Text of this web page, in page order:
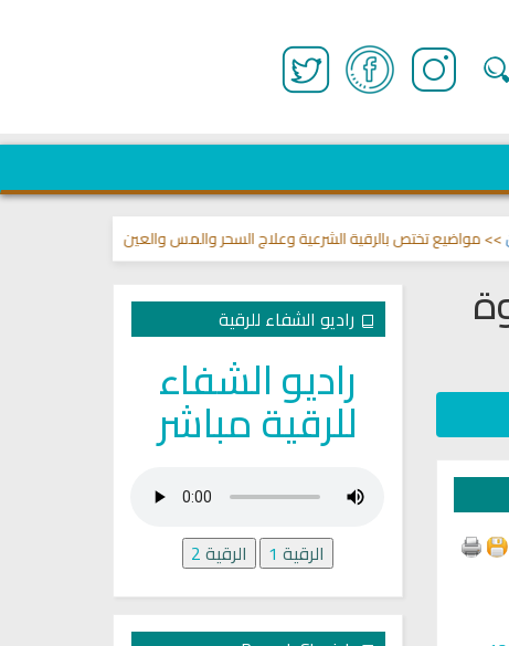
قناة وشفاء لما فيتختص بالرقية الشرعية وعلاج السحر والمس والعين 🌾
راديو الشفاء للرقية
راديو الشفاء
للرقية مباشر
الرقية 1 الرقية2